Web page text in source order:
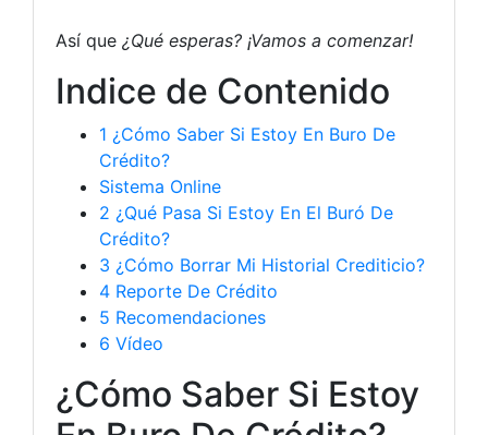
Así que ¿Qué esperas? ¡Vamos a comenzar!
Indice de Contenido
1 ¿Cómo Saber Si Estoy En Buro De
Crédito?
Sistema Online
2 ¿Qué Pasa Si Estoy En El Buró De
Crédito?
3 ¿Cómo Borrar Mi Historial Crediticio?
4 Reporte De Crédito
5 Recomendaciones
6 Vídeo
¿Cómo Saber Si Estoy